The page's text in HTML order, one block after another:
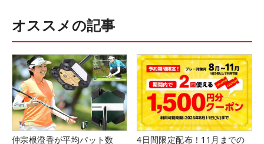
オススメの記事
仲宗根澄香が平均パット数
4日間限定配布！11月までの